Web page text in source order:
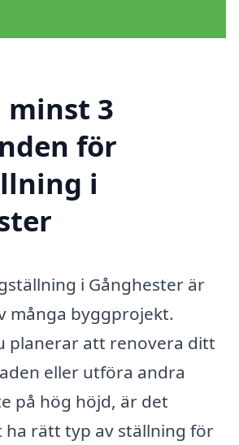
minst 3
för
i
i Gånghester är
många byggprojekt.
planerar att renovera ditt
eller utföra andra
på hög höjd, är det
ha rätt typ av ställning för